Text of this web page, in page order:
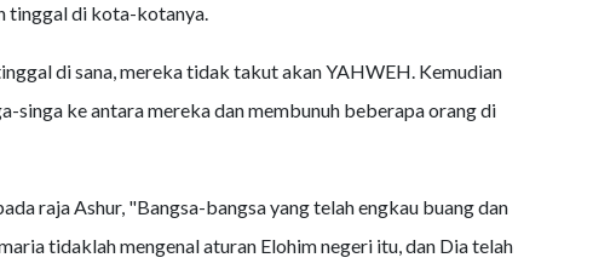
tinggal di kota-kotanya.
di sana, mereka tidak takut akan YAHWEH. Kemudian
singa ke antara mereka dan membunuh beberapa orang di
raja Ashur, "Bangsa-bangsa yang telah engkau buang dan
tidaklah mengenal aturan Elohim negeri itu, dan Dia telah